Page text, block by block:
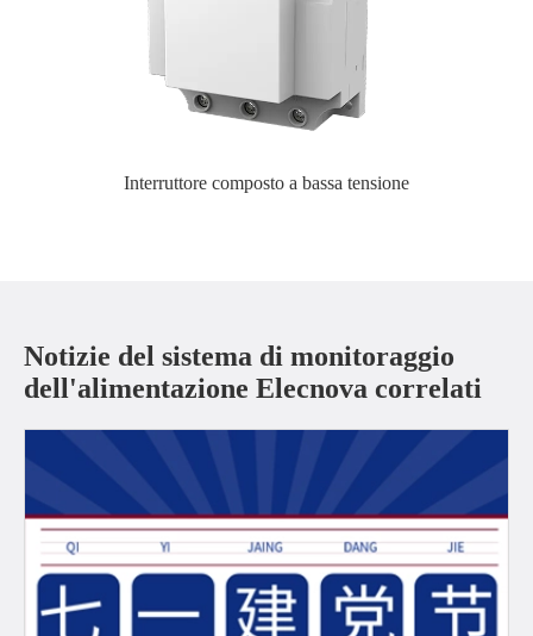
Interruttore composto a bassa tensione
Notizie del sistema di monitoraggio
dell'alimentazione Elecnova correlati